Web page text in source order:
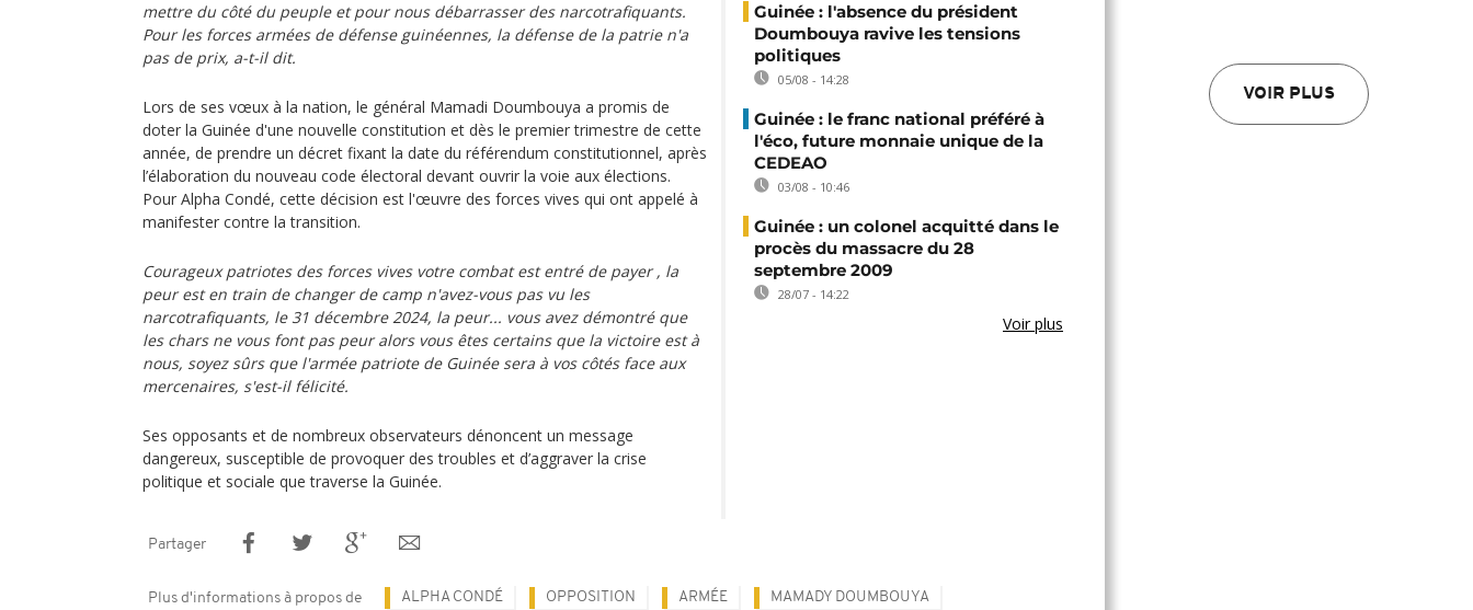
VOIR PLUS
mettre du côté du peuple et pour nous débarrasser des narcotrafiquants.
Pour les forces armées de défense guinéennes, la défense de la patrie n'a
pas de prix, a-t-il dit.
Lors de ses vœux à la nation, le général Mamadi Doumbouya a promis de
doter la Guinée d'une nouvelle constitution et dès le premier trimestre de cette
année, de prendre un décret fixant la date du référendum constitutionnel, après
l’élaboration du nouveau code électoral devant ouvrir la voie aux élections.
Pour Alpha Condé, cette décision est l'œuvre des forces vives qui ont appelé à
manifester contre la transition.
Courageux patriotes des forces vives votre combat est entré de payer , la
peur est en train de changer de camp n'avez-vous pas vu les
narcotrafiquants, le 31 décembre 2024, la peur... vous avez démontré que
les chars ne vous font pas peur alors vous êtes certains que la victoire est à
nous, soyez sûrs que l'armée patriote de Guinée sera à vos côtés face aux
mercenaires, s'est-il félicité.
Ses opposants et de nombreux observateurs dénoncent un message
dangereux, susceptible de provoquer des troubles et d’aggraver la crise
politique et sociale que traverse la Guinée.
Guinée : l'absence du président
Doumbouya ravive les tensions
politiques
05/08 - 14:28
Guinée : le franc national préféré à
l'éco, future monnaie unique de la
CEDEAO
03/08 - 10:46
Guinée : un colonel acquitté dans le
procès du massacre du 28
septembre 2009
28/07 - 14:22
Voir plus
Partager
Plus d'informations à propos de ALPHA CONDÉ OPPOSITION ARMÉE MAMADY DOUMBOUYA